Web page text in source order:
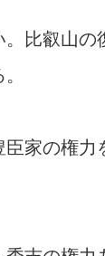
比叡山の
家の権力